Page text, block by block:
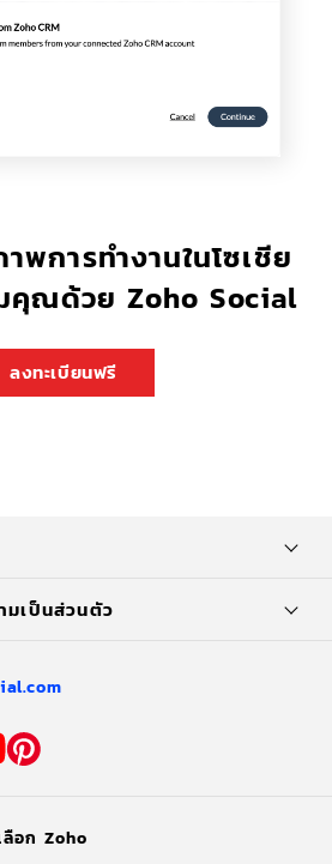
พการทำงานในโซเชีย
คุณด้วย Zoho Social
ลงทะเบียนฟรี
เป็นส่วนตัว
อก Zoho